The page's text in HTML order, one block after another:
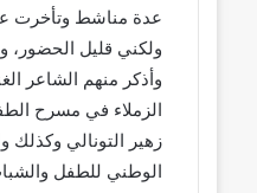
عدة مناشط وتأخرت
ولكني قليل الحضور،
وأذكر منهم الشاعر
زهير التونالي